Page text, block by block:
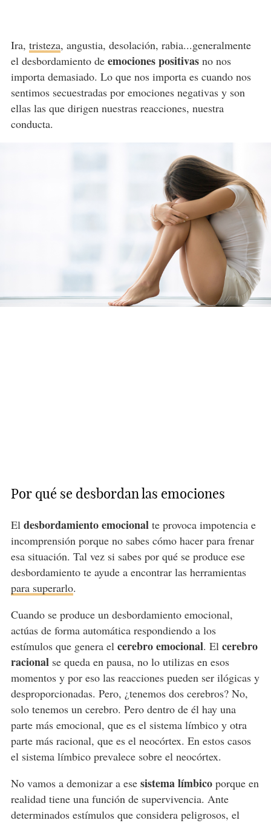
Ira, tristeza, angustia, desolación, rabia...generalmente
el desbordamiento de emociones positivasno nos
importa demasiado. Lo que nos importa es cuando nos
sentimos secuestradas por emociones negativas y son
ellas las que dirigen nuestras reacciones, nuestra
conducta.
Por qué se desbordan las emociones
El desbordamiento emocionalte provoca impotencia e
incomprensión porque no sabes cómo hacer para frenar
esa situación. Tal vez si sabes por qué se produce ese
desbordamiento te ayude a encontrar las herramientas
para superarlo.
Cuando se produce un desbordamiento emocional,
actúas de forma automática respondiendo a los
estímulos que genera elcerebro emocional. El cerebro
racionalse queda en pausa, no lo utilizas en esos
momentos y por eso las reacciones pueden ser ilógicas y
desproporcionadas. Pero, ¿tenemos dos cerebros? No,
solo tenemos un cerebro. Pero dentro de él hay una
parte más emocional, que es el sistema límbico y otra
parte más racional, que es el neocórtex. En estos casos
el sistema límbico prevalece sobre el neocórtex.
No vamos a demonizar a ese sistema límbicoporque en
realidad tiene una función de supervivencia. Ante
determinados estímulos que considera peligrosos, el